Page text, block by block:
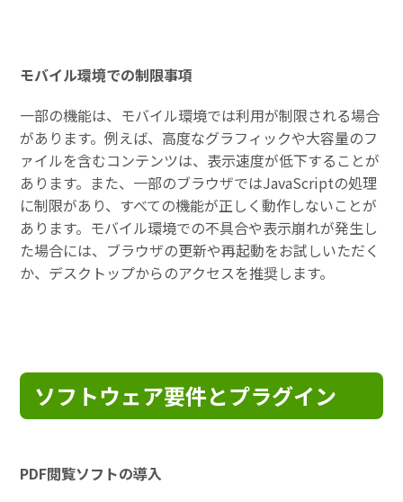
モバイル環境での制限事項
一部の機能は、モバイル環境では利用が制限される場合
があります。例えば、高度なグラフィックや大容量のフ
ァイルを含むコンテンツは、表示速度が低下することが
あります。また、一部のブラウザではJavaScriptの処理
に制限があり、すべての機能が正しく動作しないことが
あります。モバイル環境での不具合や表示崩れが発生し
た場合には、ブラウザの更新や再起動をお試しいただく
か、デスクトップからのアクセスを推奨します。
ソフトウェア要件とプラグイン
PDF閲覧ソフトの導入